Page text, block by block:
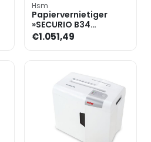
Hsm
Papiervernietiger
»SECURIO B34
1,9x15mm« snijdt
snippers tot 12 bladen
€1.051,49